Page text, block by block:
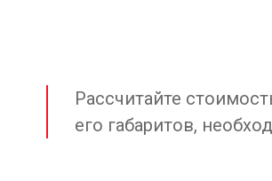
Рассчитайте
его габаритов,